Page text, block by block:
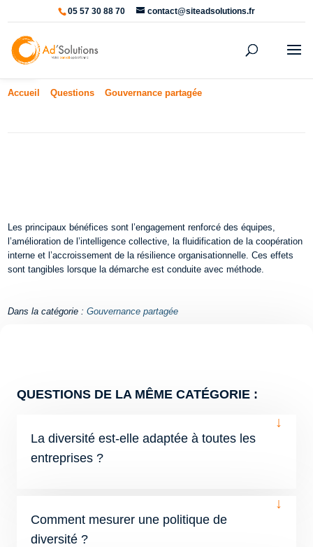
Ouvrir la barre d’outils
05 57 30 88 70 contact@siteadsolutions.fr
Accueil Questions Gouvernance partagée
Les principaux bénéfices sont l’engagement renforcé des équipes,
l’amélioration de l’intelligence collective, la fluidification de la coopération
interne et l’accroissement de la résilience organisationnelle. Ces effets
sont tangibles lorsque la démarche est conduite avec méthode.
Dans la catégorie :Gouvernance partagée
QUESTIONS DE LA MÊME CATÉGORIE :
La diversité est-elle adaptée à toutes les
entreprises ?
↓
Comment mesurer une politique de
diversité ?
↓